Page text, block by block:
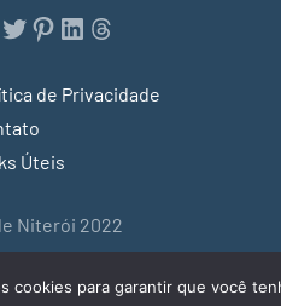
Twitter
Pinterest
LinkedIn
Threads
de Privacidade
Úteis
Niterói 2022
WordPress: Occasio by
cookies para garantir que você